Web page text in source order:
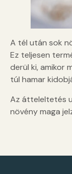
A tél után sok
Ez teljesen
derül ki, amikor
túl hamar
Az átteleltetés
növény maga